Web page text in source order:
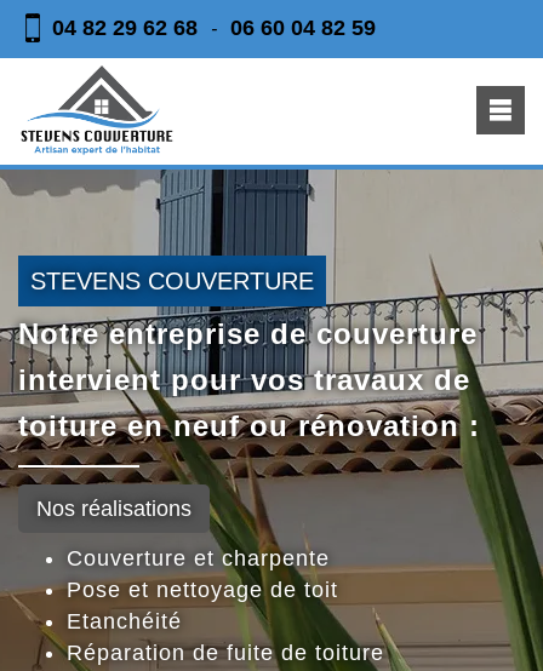
04 82 29 62 68 - 06 60 04 82 59
STEVENS COUVERTURE
Notre entreprise de couverture
intervient pour vos travaux de
toiture en neuf ou rénovation :
Nos réalisations
Couverture et charpente
Pose et nettoyage de toit
Etanchéité
Réparation de fuite de toiture